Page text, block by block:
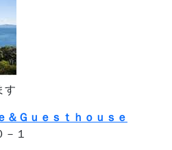
す
Ｇｕｅｓｔｈｏｕｓｅ
１